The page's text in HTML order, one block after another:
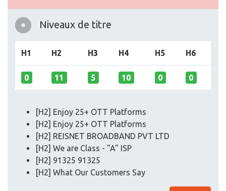
Niveaux de titre
H1 H2 H3 H4 H5 H6
0 11 5 10 0 0
[H2] Enjoy 25+ OTT Platforms
[H2] Enjoy 25+ OTT Platforms
[H2] REISNET BROADBAND PVT LTD
[H2] We are Class - "A" ISP​
[H2] 91325 91325
[H2] What Our Customers Say